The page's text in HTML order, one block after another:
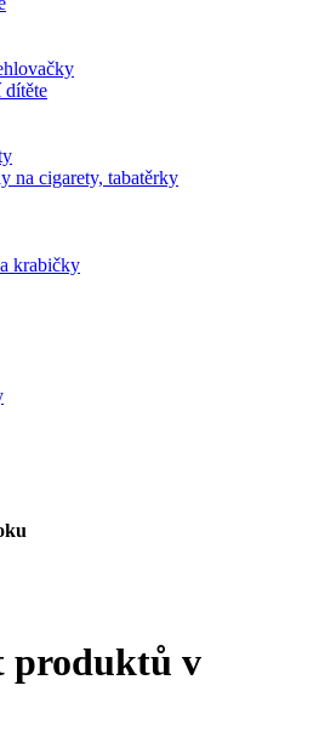
dítěte
na cigarety, tabatěrky
krabičky
produktů v